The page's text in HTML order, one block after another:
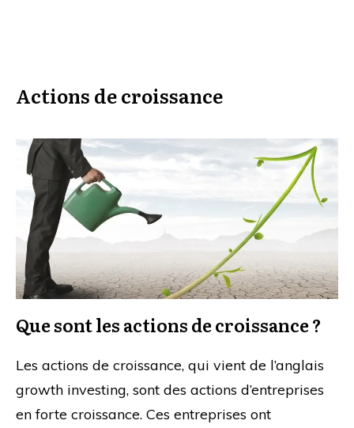
Actions de croissance
Que sont les actions de croissance ?
Les actions de croissance, qui vient de l’anglais
growth investing, sont des actions d’entreprises
en forte croissance. Ces entreprises ont